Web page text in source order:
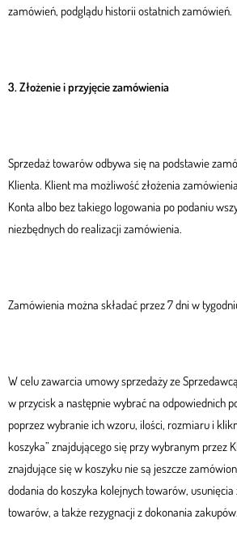
zamówień, podglądu historii ostatnich zamówień.
3. Złożenie i przyjęcie zamówienia
Sprzedaż towarów odbywa się na podstawie
Klienta. Klient ma możliwość złożenia
Konta albo bez takiego logowania po podaniu
niezbędnych do realizacji zamówienia.
Zamówienia można składać przez 7 dni w
W celu zawarcia umowy sprzedaży ze
w przycisk a następnie wybrać na odpowiednich
poprzez wybranie ich wzoru, ilości, rozmiaru i
koszyka” znajdującego się przy wybranym przez
znajdujące się w koszyku nie są jeszcze
dodania do koszyka kolejnych towarów,
towarów, a także rezygnacji z dokonania zakupów.